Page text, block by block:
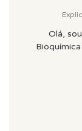
Olá,